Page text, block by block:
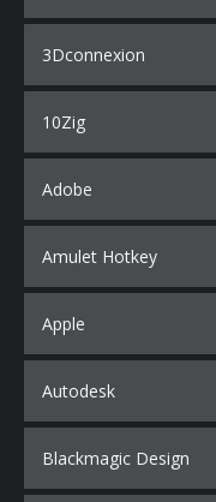
3Dconnexion
10Zig
Adobe
Amulet Hotkey
Apple
Autodesk
Blackmagic Design